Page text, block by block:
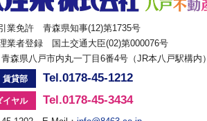
業免許 青森県知事(12)第1735号
業者登録 国土交通大臣(02)第000076号
森県八戸市内丸一丁目6番4号（JR本八戸駅構内）
賃貸部 Tel.0178-45-1212
イヤル Tel.0178-45-3434